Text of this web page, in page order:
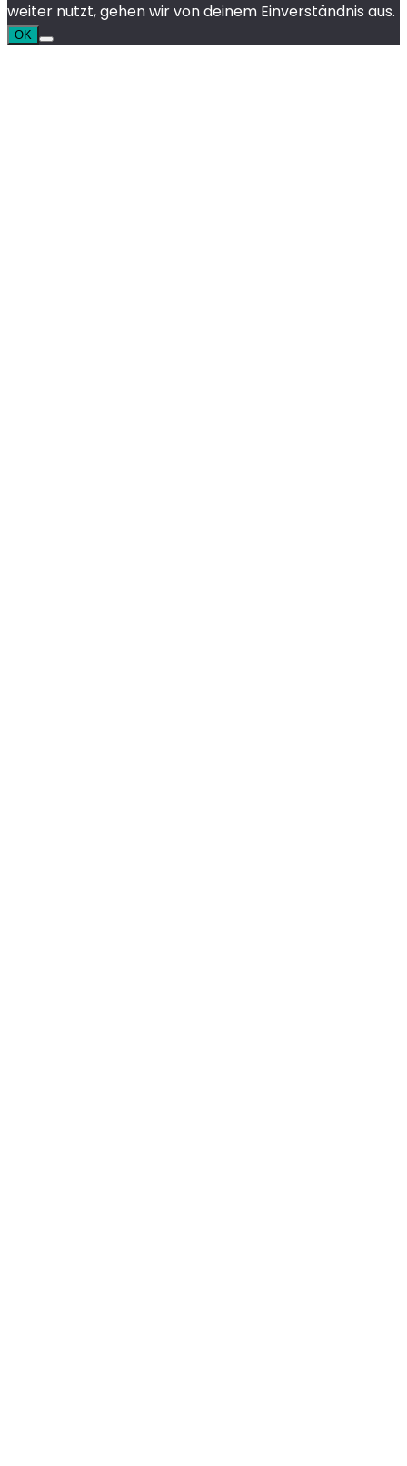
weiter nutzt, gehen wir von deinem Einverständnis aus.
OK